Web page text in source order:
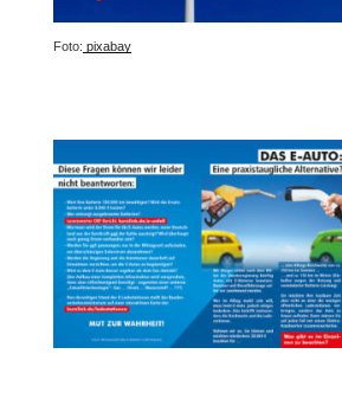
Foto: pixabay